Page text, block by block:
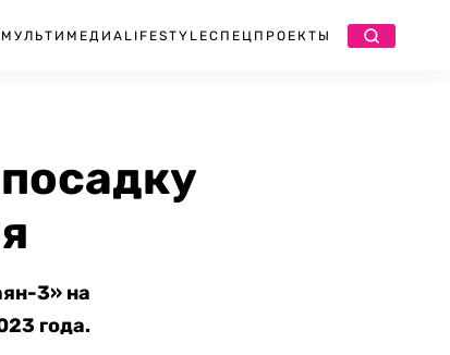
МУЛЬТИМЕДИА LIFESTYLEСПЕЦПРОЕКТЫ
3» на
года.